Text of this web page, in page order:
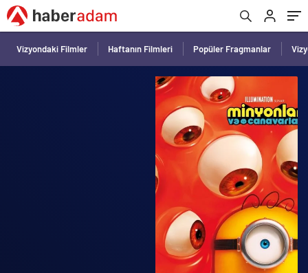
Vizyondaki Filmler Haftanın Filmleri Popüler Fragmanlar